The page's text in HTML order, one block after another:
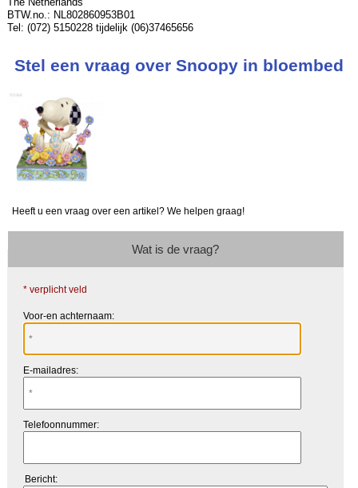
BTW.no.: NL802860953B01
Tel: (072) 5150228 tijdelijk (06)37465656
Stel een vraag over Snoopy in bloembed
Heeft u een vraag over een artikel? We helpen graag!
Wat is de vraag?
* verplicht veld
Voor-en achternaam:
E-mailadres:
Telefoonnummer:
Bericht: